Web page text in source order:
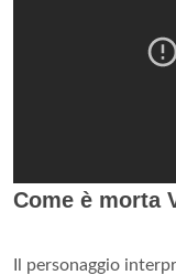
Come è morta
Il personaggio